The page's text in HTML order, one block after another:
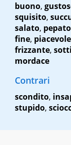
buono,
squisito,
salato, pepato
fine, piacevole
frizzante,
mordace
Contrari
scondito,
stupido,